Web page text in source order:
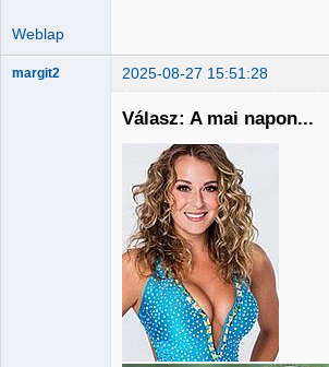
Weblap
margit2 2025-08-27 15:51:28
Válasz: A mai napon...